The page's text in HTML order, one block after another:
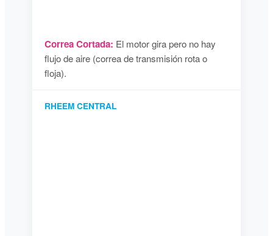
Correa Cortada: El motor gira pero no hay
flujo de aire (correa de transmisión rota o
floja).
RHEEM CENTRAL